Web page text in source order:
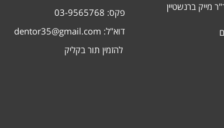
מייק ברנשטיין
פקס: 03-9565768
דוא"ל: dentor35@gmail.com
להזמין תור בקליק